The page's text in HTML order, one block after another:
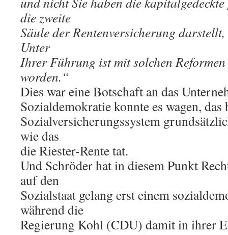
die zweite
Säule der Rentenversicherung
Unter
Ihrer Führung ist mit solchen
worden.“
Dies war eine Botschaft an das
Sozialdemokratie konnte es wagen, das
Sozialversicherungssystem
wie das
die Riester-Rente tat.
Und Schröder hat in diesem Punkt
auf den
Sozialstaat gelang erst einem
während die
Regierung Kohl (CDU) damit in ihrer